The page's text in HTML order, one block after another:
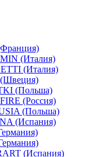
(Италия)
(Италия)
(Польша)
(Россия)
(Польша)
(Испания)
(Испания)